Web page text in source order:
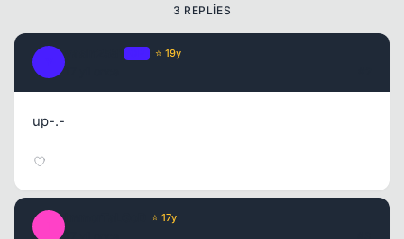
3 REPLIES
⭐ 19y
up-.-
⭐ 17y